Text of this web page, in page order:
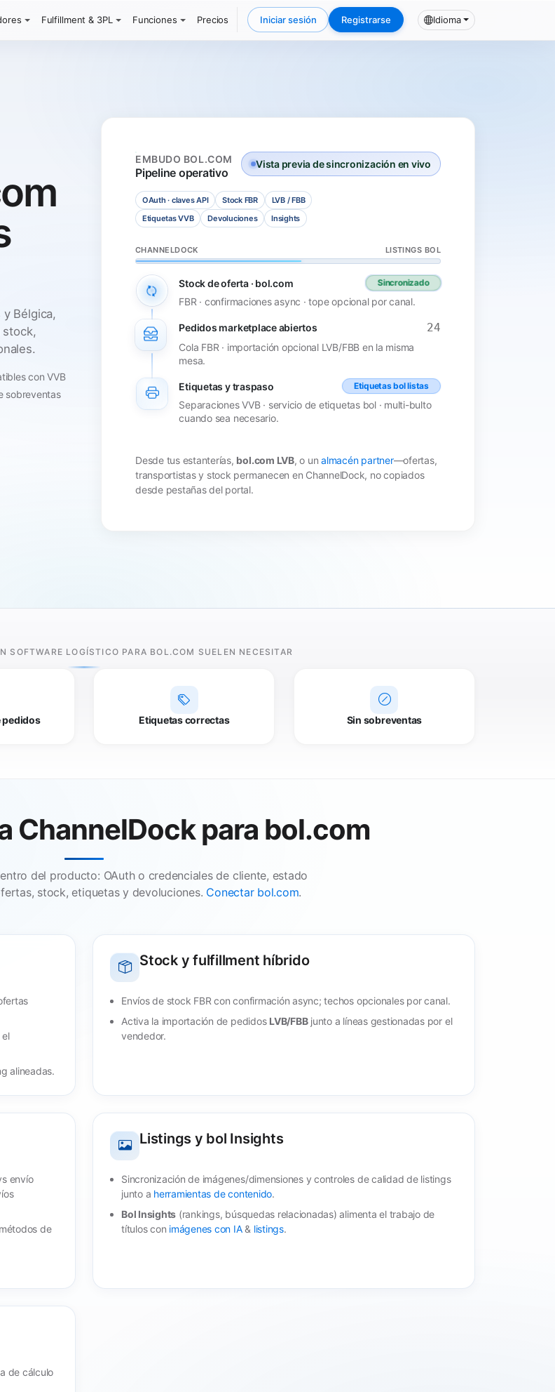
Fulfillment & 3PL Funciones Precios Iniciar sesión Registrarse Idioma
Bélgica,
stock,
con VVB
sobreventas
Vista previa de sincronización en vivo
EMBUDO BOL.COM
Pipeline operativo
OAuth · claves API Stock FBR
LVB / FBB
Etiquetas VVB
Devoluciones Insights
CHANNELDOCK LISTINGS BOL
Stock de oferta · bol.com Sincronizado
FBR · confirmaciones async · tope opcional por canal.
Pedidos marketplace abiertos 24
Cola FBR · importación opcional LVB/FBB en la misma
mesa.
Etiquetas y traspaso Etiquetas bol listas
Separaciones VVB · servicio de etiquetas bol · multi-bulto
cuando sea necesario.
Desde tus estanterías, bol.com LVB, o unalmacén partner—ofertas,
transportistas y stock permanecen en ChannelDock, no copiados
desde pestañas del portal.
SOFTWARE LOGÍSTICO PARA BOL.COM SUELEN NECESITAR
pedidos Etiquetas correctas Sin sobreventas
ChannelDock para bol.com
del producto: OAuth o credenciales de cliente, estado
stock, etiquetas y devoluciones. Conectar bol.com.
alineadas.
Stock y fulfillment híbrido
Envíos de stock FBR con confirmación async; techos opcionales por canal.
Activa la importación de pedidos LVB/FBBjunto a líneas gestionadas por el
vendedor.
envío
de
Listings y bol Insights
Sincronización de imágenes/dimensiones y controles de calidad de listings
junto a herramientas de contenido.
Bol Insights (rankings, búsquedas relacionadas) alimenta el trabajo de
títulos con imágenes con IA& listings.
de cálculo